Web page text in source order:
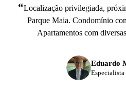
“Localização privilegiada,
Parque Maia. Condomínio
Apartamentos com
Eduardo